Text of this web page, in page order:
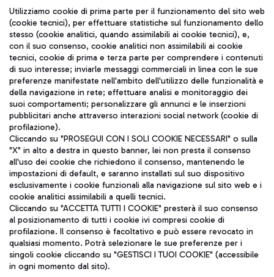
Seguici sui social
TRAVEL JOURNAL
ITA
Aeroporti di Roma S.p.A. - Società soggetta a direzione e
coordinamento di Mundys S.p.A.
Codice fiscale e Registro delle Imprese di Roma 13032990155 P.
IVA 06572251004
Capitale sociale 62.224.743,00 int. vers.
Sede legale: Via Pier Paolo Racchetti 1 - 00054 Fiumicino (RM)
telefono +39 06 65951
Utilizziamo cookie di prima parte per il funzionamento del sito web
(cookie tecnici), per effettuare statistiche sul funzionamento dello
stesso (cookie analitici, quando assimilabili ai cookie tecnici), e,
con il suo consenso, cookie analitici non assimilabili ai cookie
tecnici, cookie di prima e terza parte per comprendere i contenuti
di suo interesse; inviarle messaggi commerciali in linea con le sue
preferenze manifestate nell'ambito dell'utilizzo delle funzionalità e
della navigazione in rete; effettuare analisi e monitoraggio dei
suoi comportamenti; personalizzare gli annunci e le inserzioni
pubblicitari anche attraverso interazioni social network (cookie di
profilazione).
Cliccando su "PROSEGUI CON I SOLI COOKIE NECESSARI" o sulla
"X" in alto a destra in questo banner, lei non presta il consenso
all'uso dei cookie che richiedono il consenso, mantenendo le
impostazioni di default, e saranno installati sul suo dispositivo
esclusivamente i cookie funzionali alla navigazione sul sito web e i
cookie analitici assimilabili a quelli tecnici.
Cliccando su "ACCETTA TUTTI I COOKIE" presterà il suo consenso
al posizionamento di tutti i cookie ivi compresi cookie di
profilazione. Il consenso è facoltativo e può essere revocato in
qualsiasi momento. Potrà selezionare le sue preferenze per i
singoli cookie cliccando su "GESTISCI I TUOI COOKIE" (accessibile
in ogni momento dal sito).